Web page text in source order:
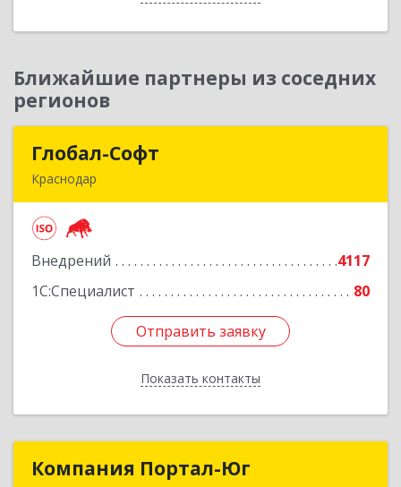
Ближайшие партнеры из соседних
регионов
Глобал-Софт
Краснодар
Внедрений
4117
1С:Специалист
80
Отправить заявку
Показать контакты
Подробнее
Отправить заявку
Назад
Компания Портал-ЮгКомпания Портал-Юг